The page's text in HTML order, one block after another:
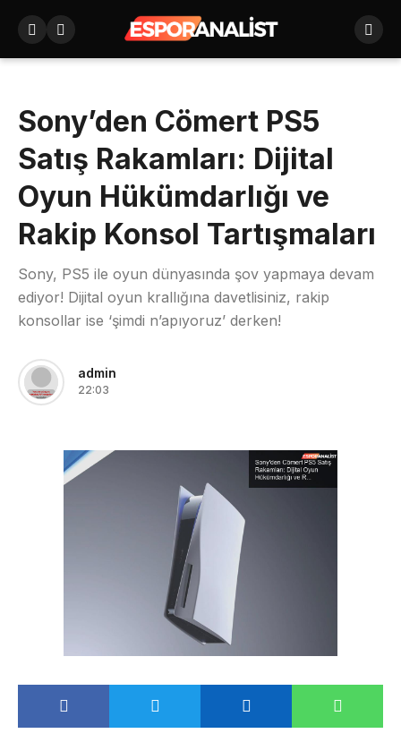
Sony’den Cömert PS5
Satış Rakamları: Dijital
Oyun Hükümdarlığı ve
Rakip Konsol Tartışmaları
Sony, PS5 ile oyun dünyasında şov yapmaya devam
ediyor! Dijital oyun krallığına davetlisiniz, rakip
konsollar ise ‘şimdi n’apıyoruz’ derken!
admin
22:03